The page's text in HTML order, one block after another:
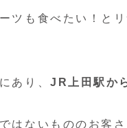
ツも食べたい！と
にあり、JR上田駅か
はないもののお客